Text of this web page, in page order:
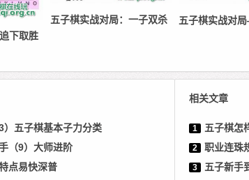
下取胜
五子棋实战对局：一子双杀
五子棋实战对
）五子棋基本子力分类
（9）大师进阶
点易快深普
相关文章
1 五子棋怎
2 职业连珠
3 五子新手